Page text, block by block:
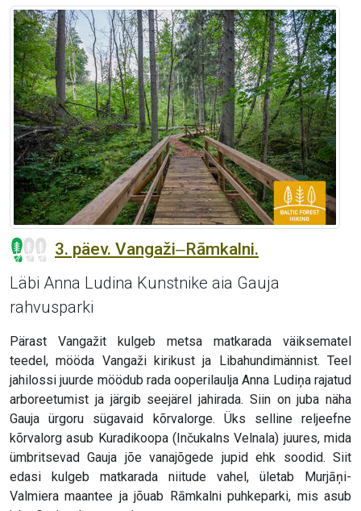
3. päev. Vangaži‒Rāmkalni.
Läbi Anna Ludina Kunstnike aia Gauja
rahvusparki
Pärast Vangažit kulgeb metsa matkarada väiksematel
teedel, mööda Vangaži kirikust ja Libahundimännist. Teel
jahilossi juurde möödub rada ooperilaulja Anna Ludiņa rajatud
arboreetumist ja järgib seejärel jahirada. Siin on juba näha
Gauja ürgoru sügavaid kõrvalorge. Üks selline reljeefne
kõrvalorg asub Kuradikoopa (Inčukalns Velnala) juures, mida
ümbritsevad Gauja jõe vanajõgede jupid ehk soodid. Siit
edasi kulgeb matkarada niitude vahel, ületab Murjāņi-
Valmiera maantee ja jõuab Rāmkalni puhkeparki, mis asub